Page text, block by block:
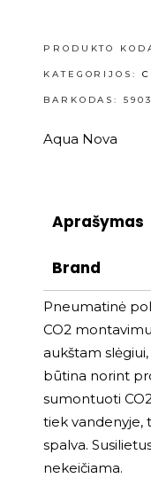
PRODUKTO
KATEGORIJOS:
BARKODAS:
Aqua Nova
Aprašymas
Brand
Pneumatinė
CO2
aukštam
būtina norint
sumontuoti
tiek vandenyje,
spalva.
nekeičiama.